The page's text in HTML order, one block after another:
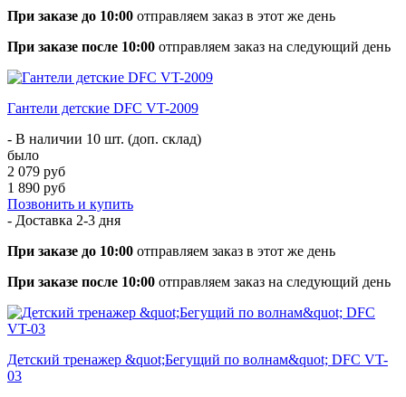
При заказе до 10:00 отправляем заказ в этот же день
При заказе после 10:00 отправляем заказ на следующий день
Гантели детские DFC VT-2009
- В наличии 10 шт. (доп. склад)
было
2 079 руб
1 890 руб
Позвонить и купить
- Доставка 2-3 дня
При заказе до 10:00 отправляем заказ в этот же день
При заказе после 10:00 отправляем заказ на следующий день
Детский тренажер &quot;Бегущий по волнам&quot; DFC VT-
03